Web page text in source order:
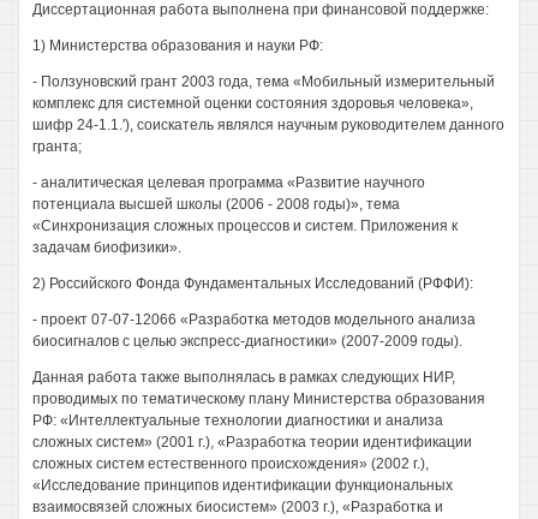
Диссертационная работа выполнена при финансовой поддержке:
1) Министерства образования и науки РФ:
- Ползуновский грант 2003 года, тема «Мобильный измерительный
комплекс для системной оценки состояния здоровья человека»,
шифр 24-1.1.'), соискатель являлся научным руководителем данного
гранта;
- аналитическая целевая программа «Развитие научного
потенциала высшей школы (2006 - 2008 годы)», тема
«Синхронизация сложных процессов и систем. Приложения к
задачам биофизики».
2) Российского Фонда Фундаментальных Исследований (РФФИ):
- проект 07-07-12066 «Разработка методов модельного анализа
биосигналов с целью экспресс-диагностики» (2007-2009 годы).
Данная работа также выполнялась в рамках следующих НИР,
проводимых по тематическому плану Министерства образования
РФ: «Интеллектуальные технологии диагностики и анализа
сложных систем» (2001 г.), «Разработка теории идентификации
сложных систем естественного происхождения» (2002 г.),
«Исследование принципов идентификации функциональных
взаимосвязей сложных биосистем» (2003 г.), «Разработка и